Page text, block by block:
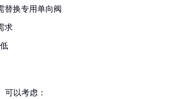
替换专用单向阀
求
以考虑：